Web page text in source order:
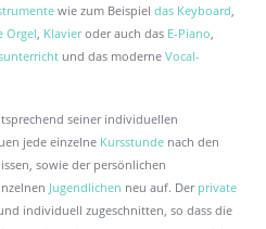
wie zum Beispiel das Keyboard
Orgel Klavieroder auch das E-Piano
und das moderne Vocal-
seiner individuellen
jede einzelne Kursstundenach den
sowie der persönlichen
Jugendlichen neu auf. Der private
individuell zugeschnitten, so dass die